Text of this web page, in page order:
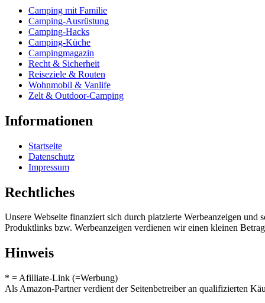
Camping mit Familie
Camping-Ausrüstung
Camping-Hacks
Camping-Küche
Campingmagazin
Recht & Sicherheit
Reiseziele & Routen
Wohnmobil & Vanlife
Zelt & Outdoor-Camping
Informationen
Startseite
Datenschutz
Impressum
Rechtliches
Unsere Webseite finanziert sich durch platzierte Werbeanzeigen
Produktlinks bzw. Werbeanzeigen verdienen wir einen kleinen
Hinweis
* = Afilliate-Link (=Werbung)
Als Amazon-Partner verdient der Seitenbetreiber an qualifizierten